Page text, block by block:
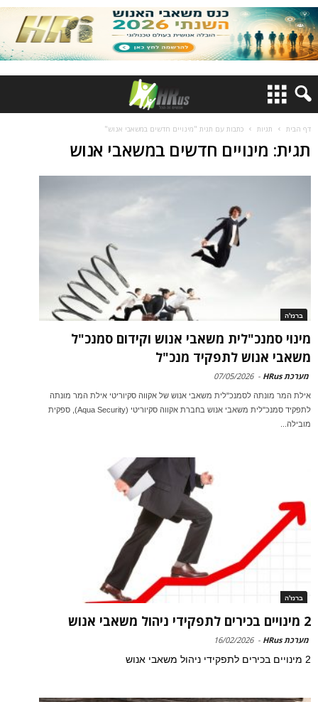
דף הבית תגיות כתבות עם תגית "מינויים חדשים במשאבי אנוש"
תגית: מינויים חדשים במשאבי אנוש
ברנז'ה
מינוי סמנכ"לית משאבי אנוש וקידום סמנכ"ל
משאבי אנוש לתפקיד מנכ"ל
מערכת HRus -
07/05/2026
אילת המר מונתה לסמנכ"לית משאבי אנוש של אקווה סקיוריטי אילת המר מונתה
לתפקיד סמנכ"לית משאבי אנוש בחברת אקווה סקיוריטי (Aqua Security), ספקית
מובילה...
ברנז'ה
2 מינויים בכירים לתפקידי ניהול משאבי אנוש
מערכת HRus -
16/02/2026
2 מינויים בכירים לתפקידי ניהול משאבי אנוש